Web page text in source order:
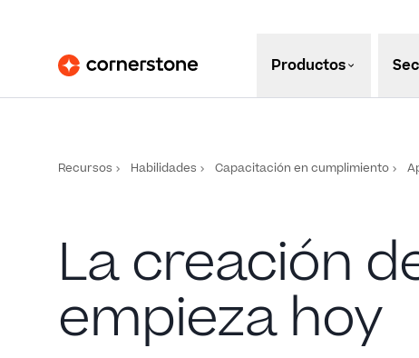
Productos
Recursos Habilidades Capacitación en cumplimiento
La creación
empieza hoy